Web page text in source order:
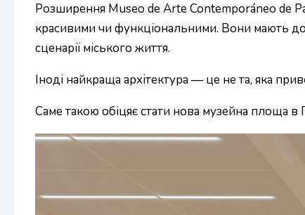
Розширення Museo de Arte Contemporáneo de
красивими чи функціональними. Вони мають
сценарії міського життя.
Іноді найкраща архітектура — це не та, яка
Саме такою обіцяє стати нова музейна площа в